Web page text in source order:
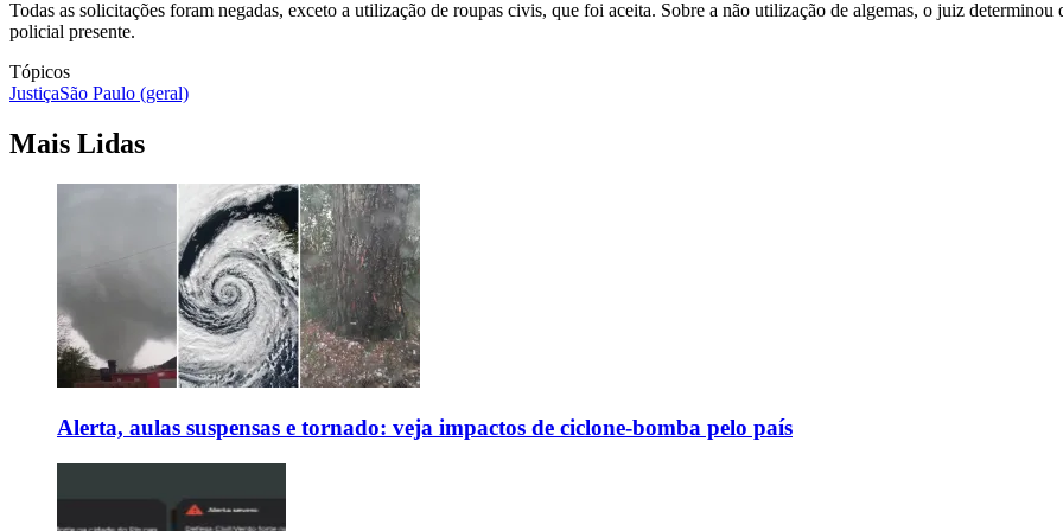
Todas as solicitações foram negadas, exceto a utilização de roupas civis, que foi aceita. Sobre a não utilização de algemas, o juiz
policial presente.
Tópicos
JustiçaSão Paulo (geral)
Mais Lidas
Alerta, aulas suspensas e tornado: veja impactos de ciclone-bomba pelo país